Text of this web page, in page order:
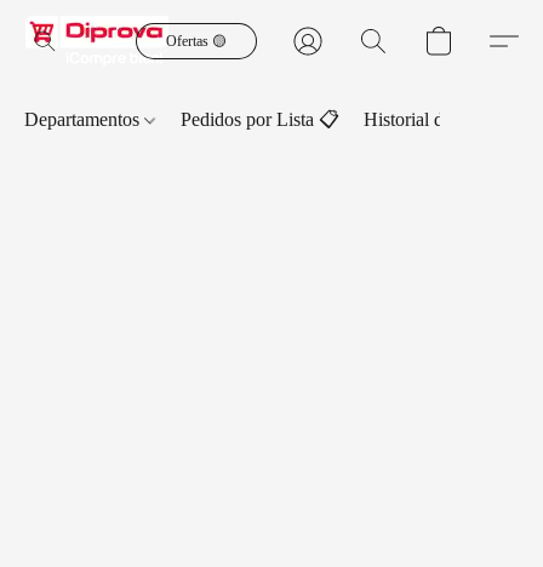
Ofertas 🟡
Departamentos Pedidos por Lista 📋 Historial de Pedidos